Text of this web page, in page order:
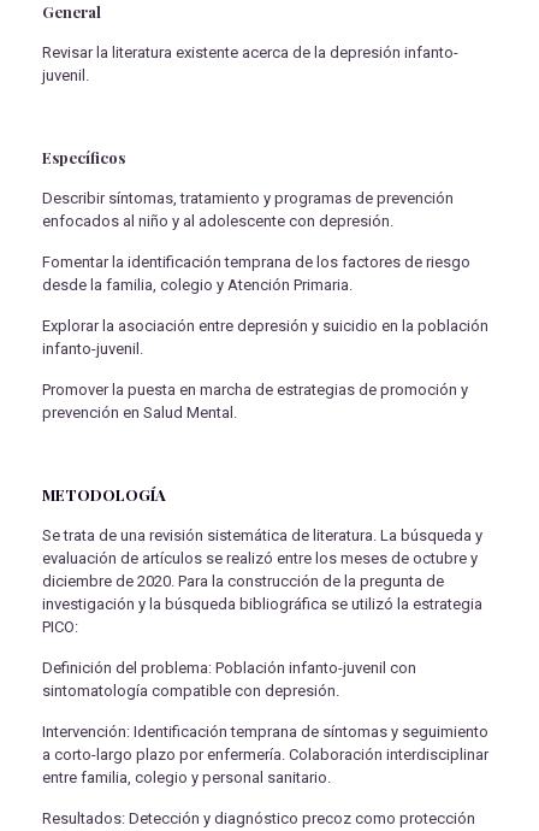
General
Revisar la literatura existente acerca de la depresión infanto-
juvenil.
Específicos
Describir síntomas, tratamiento y programas de prevención
enfocados al niño y al adolescente con depresión.
Fomentar la identificación temprana de los factores de riesgo
desde la familia, colegio y Atención Primaria.
Explorar la asociación entre depresión y suicidio en la población
infanto-juvenil.
Promover la puesta en marcha de estrategias de promoción y
prevención en Salud Mental.
METODOLOGÍA
Se trata de una revisión sistemática de literatura. La búsqueda y
evaluación de artículos se realizó entre los meses de octubre y
diciembre de 2020. Para la construcción de la pregunta de
investigación y la búsqueda bibliográfica se utilizó la estrategia
PICO:
Definición del problema: Población infanto-juvenil con
sintomatología compatible con depresión.
Intervención: Identificación temprana de síntomas y seguimiento
a corto-largo plazo por enfermería. Colaboración interdisciplinar
entre familia, colegio y personal sanitario.
Resultados: Detección y diagnóstico precoz como protección